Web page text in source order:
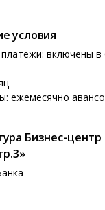
условия
включены в
ежемесячно
Бизнес-